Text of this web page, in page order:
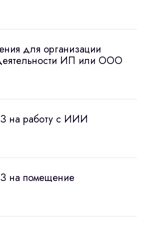
для организации
ИП или ООО
на работу с ИИИ
на помещение